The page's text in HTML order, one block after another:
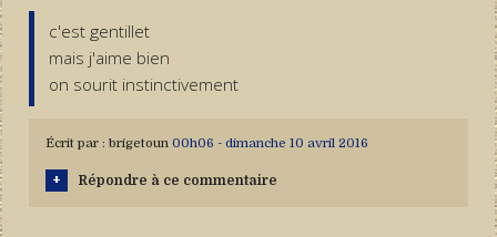
c'est gentillet
mais j'aime bien
on sourit instinctivement
Écrit par : brigetoun 00h06 - dimanche 10 avril 2016
Répondre à ce commentaire